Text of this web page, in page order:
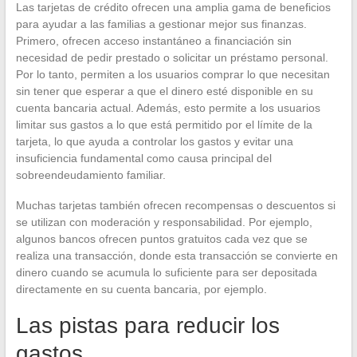
Las tarjetas de crédito ofrecen una amplia gama de beneficios
para ayudar a las familias a gestionar mejor sus finanzas.
Primero, ofrecen acceso instantáneo a financiación sin
necesidad de pedir prestado o solicitar un préstamo personal.
Por lo tanto, permiten a los usuarios comprar lo que necesitan
sin tener que esperar a que el dinero esté disponible en su
cuenta bancaria actual. Además, esto permite a los usuarios
limitar sus gastos a lo que está permitido por el límite de la
tarjeta, lo que ayuda a controlar los gastos y evitar una
insuficiencia fundamental como causa principal del
sobreendeudamiento familiar.
Muchas tarjetas también ofrecen recompensas o descuentos si
se utilizan con moderación y responsabilidad. Por ejemplo,
algunos bancos ofrecen puntos gratuitos cada vez que se
realiza una transacción, donde esta transacción se convierte en
dinero cuando se acumula lo suficiente para ser depositada
directamente en su cuenta bancaria, por ejemplo.
Las pistas para reducir los